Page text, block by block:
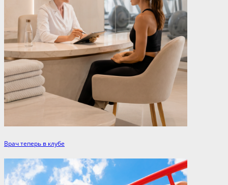
Врач теперь в клубе